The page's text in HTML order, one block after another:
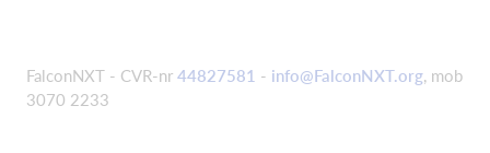
FalconNXT - CVR-nr 44827581 - info@FalconNXT.org, mob
3070 2233